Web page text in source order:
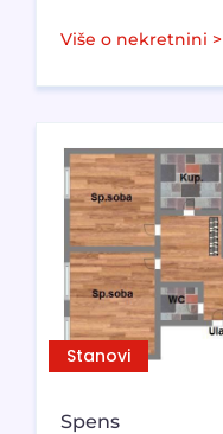
Više o nekretnini >
Stanovi
Spens